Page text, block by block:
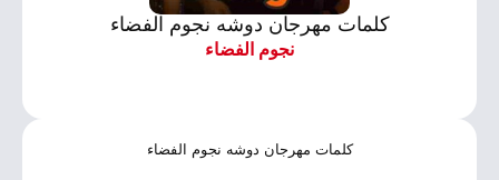
كلمات مهرجان دوشه نجوم الفضاء
نجوم الفضاء
كلمات مهرجان دوشه نجوم الفضاء